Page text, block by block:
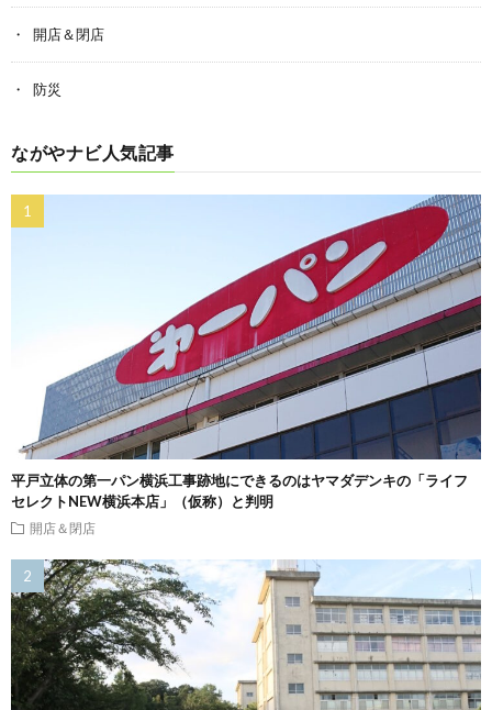
開店＆閉店
防災
ながやナビ人気記事
平戸立体の第一パン横浜工事跡地にできるのはヤマダデンキの「ライフ
セレクトNEW横浜本店」（仮称）と判明
開店＆閉店